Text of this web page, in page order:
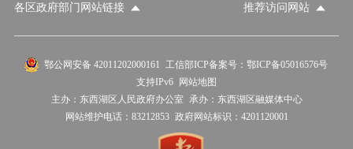
各区政府部门网站链接 推荐访问网站
国家部委网站 省级政府网站
各区政府部门网站 推荐访问网站
鄂公网安备 42011202000161 工信部ICP备案号：鄂ICP备05016576号
支持IPv6
网站地图
主办：东西湖区人民政府办公室 承办：东西湖区融媒体中心
网站维护电话：83212853 政府网站标识：4201120001